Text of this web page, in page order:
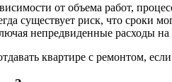
от объема работ,
существует риск, что сроки
непредвиденные расходы
квартире с ремонтом,